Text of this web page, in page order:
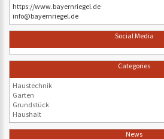
https://www.bayernriegel.de
info@bayernriegel.de
Social Media
Categories
Haustechnik
Garten
Grundstück
Haushalt
News